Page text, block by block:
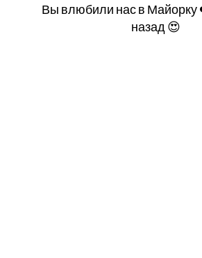
Вы влюбили нас в Майорку
назад 😍